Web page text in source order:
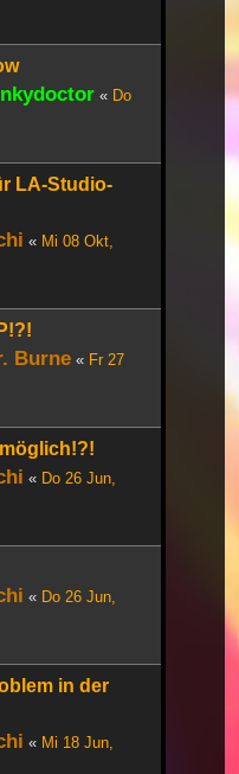
« Do
LA-Studio-
« Mi 08 Okt,
Burne « Fr 27
« Do 26 Jun,
« Do 26 Jun,
in der
« Mi 18 Jun,